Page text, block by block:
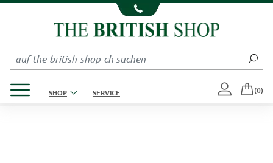
Kompletten Head der Seite überspringen
SHOP SERVICE (0)